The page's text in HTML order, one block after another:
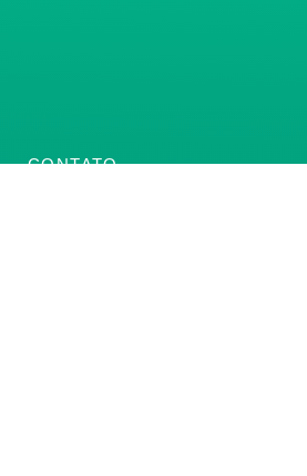
CONTATO